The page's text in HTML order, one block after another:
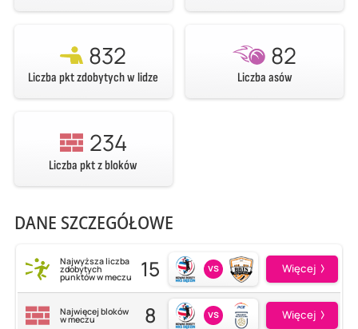
832
Liczba pkt zdobytych w lidze
82
Liczba asów
234
Liczba pkt z bloków
DANE SZCZEGÓŁOWE
Najwyższa liczba
zdobytych
punktów w meczu 15 vs Więcej
Najwięcej bloków
w meczu 8 vs Więcej